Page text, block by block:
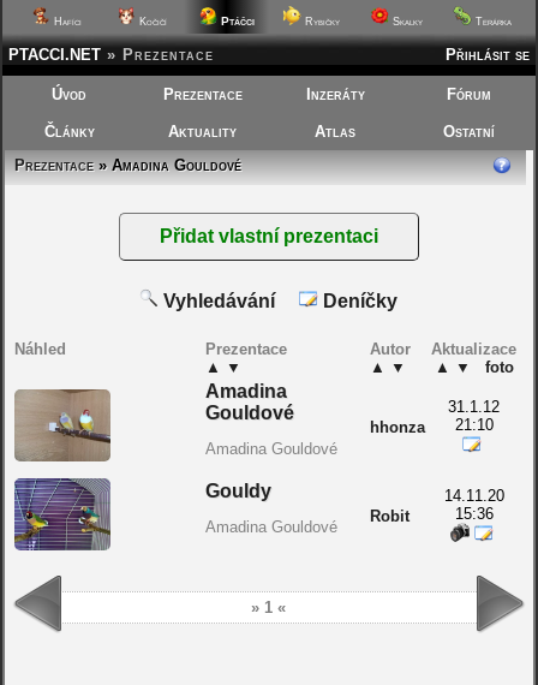
Hafíci Kočičí Ptáčci Rybičky Skalky Terárka
Přihlásit se
PTACCI.NET » Prezentace
Úvod Prezentace Inzeráty Fórum
Články Aktuality Atlas
Ostatní
Prezentace» Amadina Gouldové
Vyhledávání Deníčky
Náhled
Prezentace
▲ ▼
Autor
▲ ▼
Aktualizace
▲ ▼ foto
Amadina
Gouldové
Amadina Gouldové
hhonza
31.1.12
21:10
Gouldy
Amadina Gouldové
Robit
14.11.20
15:36
» 1 «